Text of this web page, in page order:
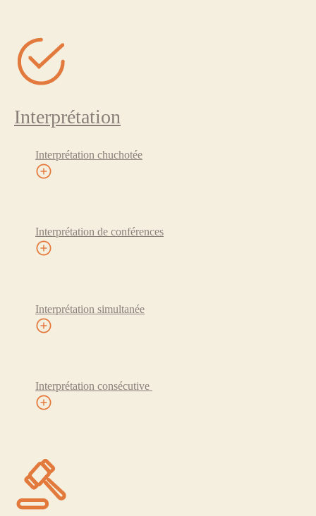
Interprétation
Interprétation chuchotée
Interprétation de conférences
Interprétation simultanée
Interprétation consécutive